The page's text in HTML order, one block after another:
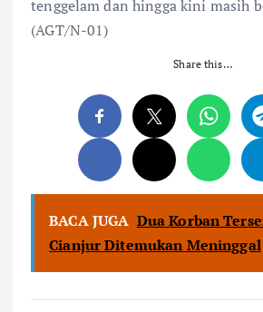
tenggelam dan hingga kini masih
(AGT/N-01)
Share this…
BACA JUGA Dua Korban
Cianjur Ditemukan Meninggal